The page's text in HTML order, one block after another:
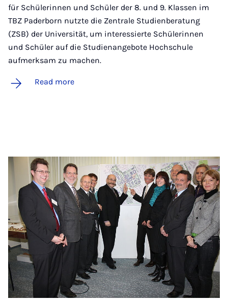
für Schülerinnen und Schüler der 8. und 9. Klassen im
TBZ Paderborn nutzte die Zentrale Studienberatung
(ZSB) der Universität, um interessierte Schülerinnen
und Schüler auf die Studienangebote Hochschule
aufmerksam zu machen.
Read more